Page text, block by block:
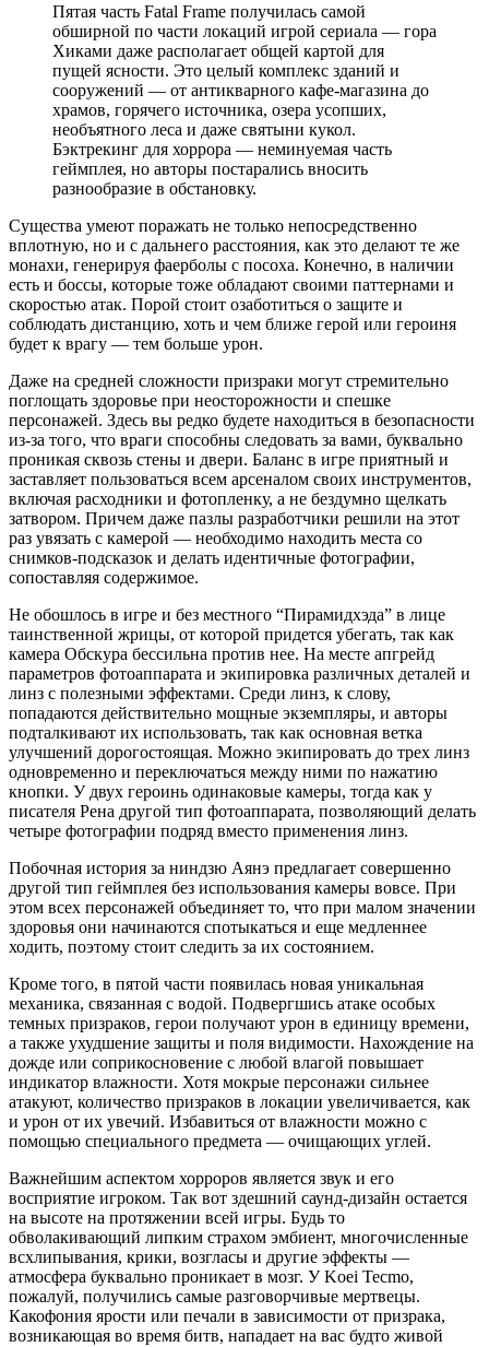
Пятая часть Fatal Frame получилась самой
обширной по части локаций игрой сериала — гора
Хиками даже располагает общей картой для
пущей ясности. Это целый комплекс зданий и
сооружений — от антикварного кафе-магазина до
храмов, горячего источника, озера усопших,
необъятного леса и даже святыни кукол.
Бэктрекинг для хоррора — неминуемая часть
геймплея, но авторы постарались вносить
разнообразие в обстановку.
Существа умеют поражать не только непосредственно
вплотную, но и с дальнего расстояния, как это делают те же
монахи, генерируя фаерболы с посоха. Конечно, в наличии
есть и боссы, которые тоже обладают своими паттернами и
скоростью атак. Порой стоит озаботиться о защите и
соблюдать дистанцию, хоть и чем ближе герой или героиня
будет к врагу — тем больше урон.
Даже на средней сложности призраки могут стремительно
поглощать здоровье при неосторожности и спешке
персонажей. Здесь вы редко будете находиться в безопасности
из-за того, что враги способны следовать за вами, буквально
проникая сквозь стены и двери. Баланс в игре приятный и
заставляет пользоваться всем арсеналом своих инструментов,
включая расходники и фотопленку, а не бездумно щелкать
затвором. Причем даже пазлы разработчики решили на этот
раз увязать с камерой — необходимо находить места со
снимков-подсказок и делать идентичные фотографии,
сопоставляя содержимое.
Не обошлось в игре и без местного “Пирамидхэда” в лице
таинственной жрицы, от которой придется убегать, так как
камера Обскура бессильна против нее. На месте апгрейд
параметров фотоаппарата и экипировка различных деталей и
линз с полезными эффектами. Среди линз, к слову,
попадаются действительно мощные экземпляры, и авторы
подталкивают их использовать, так как основная ветка
улучшений дорогостоящая. Можно экипировать до трех линз
одновременно и переключаться между ними по нажатию
кнопки. У двух героинь одинаковые камеры, тогда как у
писателя Рена другой тип фотоаппарата, позволяющий делать
четыре фотографии подряд вместо применения линз.
Побочная история за ниндзю Аянэ предлагает совершенно
другой тип геймплея без использования камеры вовсе. При
этом всех персонажей объединяет то, что при малом значении
здоровья они начинаются спотыкаться и еще медленнее
ходить, поэтому стоит следить за их состоянием.
Кроме того, в пятой части появилась новая уникальная
механика, связанная с водой. Подвергшись атаке особых
темных призраков, герои получают урон в единицу времени,
а также ухудшение защиты и поля видимости. Нахождение на
дожде или соприкосновение с любой влагой повышает
индикатор влажности. Хотя мокрые персонажи сильнее
атакуют, количество призраков в локации увеличивается, как
и урон от их увечий. Избавиться от влажности можно с
помощью специального предмета — очищающих углей.
Важнейшим аспектом хорроров является звук и его
восприятие игроком. Так вот здешний саунд-дизайн остается
на высоте на протяжении всей игры. Будь то
обволакивающий липким страхом эмбиент, многочисленные
всхлипывания, крики, возгласы и другие эффекты —
атмосфера буквально проникает в мозг. У Koei Tecmo,
пожалуй, получились самые разговорчивые мертвецы.
Какофония ярости или печали в зависимости от призрака,
возникающая во время битв, нападает на вас будто живой